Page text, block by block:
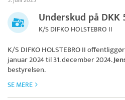
Underskud på DKK
K/S DIFKO HOLSTEBRO II
K/S DIFKO HOLSTEBRO II
januar 2024 til 31. december 2024.
bestyrelsen.
SE MERE